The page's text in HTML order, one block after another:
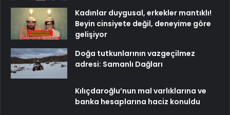
Kadınlar duygusal, erkekler mantıklı!
Beyin cinsiyete değil, deneyime göre
gelişiyor
Doğa tutkunlarının vazgeçilmez
adresi: Samanlı Dağları
Kılıçdaroğlu’nun mal varlıklarına ve
banka hesaplarına haciz konuldu